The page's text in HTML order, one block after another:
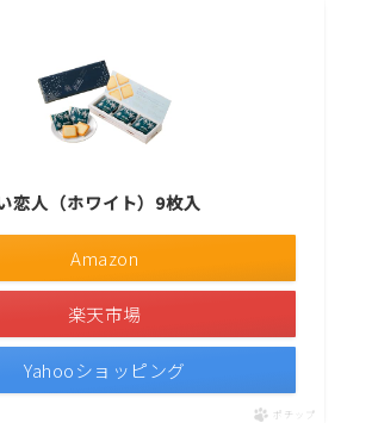
恋人（ホワイト）9枚入
Amazon
楽天市場
Yahooショッピング
ポチップ